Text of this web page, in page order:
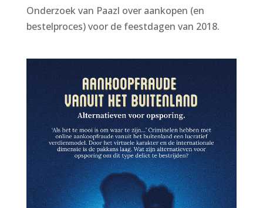
Onderzoek van Paazl over aankopen (en
bestelproces) voor de feestdagen van 2018.